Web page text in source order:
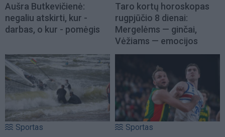
Aušra Butkevičienė:
negaliu atskirti, kur -
darbas, o kur - pomėgis
Taro kortų horoskopas
rugpjūčio 8 dienai:
Mergelėms — ginčai,
Vėžiams — emocijos
Sportas Sportas